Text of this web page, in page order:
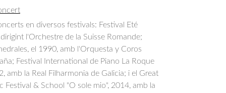
en diversos festivals: Festival Eté
l'Orchestre de la Suisse Romande;
el 1990, amb l'Orquesta y Coros
Festival International de Piano La Roque
amb la Real Filharmonia de Galicia; i el Great
Festival & School "O sole mio", 2014, amb la